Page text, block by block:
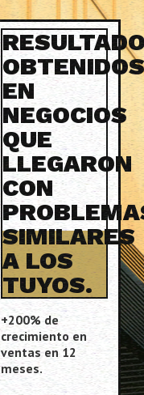
EN
NEGOCIOS
QUE
LLEGARON
CON
SIMILARES
A LOS
TUYOS.
+200% de
crecimiento en
ventas en 12
meses.